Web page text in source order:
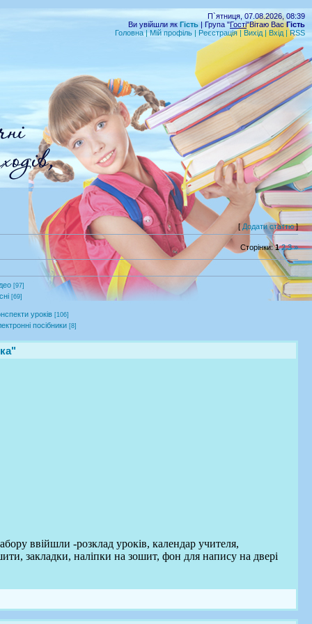
П`ятниця, 07.08.2026, 08:39
Ви увійшли як Гість | Група "Гості"Вітаю ВасГість
Головна|Мій профіль | Реєстрація| Вихід|Вхід |RSS
[ Додати статтю]
Сторінки:1 2 3 »
[97]
[69]
уроків [106]
посібники [8]
ввійшли -розклад уроків, календар учителя,
закладки, наліпки на зошит, фон для напису на двері